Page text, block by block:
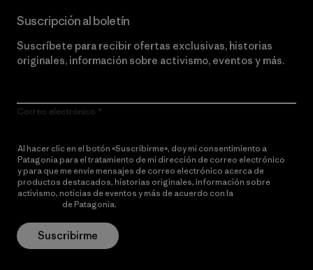
Suscripción al boletín
Suscríbete para recibir ofertas exclusivas, historias
originales, información sobre activismo, eventos y más.
Correo electrónico
Al hacer clic en el botón «Suscribirme», doy mi consentimiento a
Patagonia para el tratamiento de mi dirección de correo electrónico
y para que me envíe mensajes de correo electrónico acerca de
productos destacados, historias originales, información sobre
activismo, noticias de eventos y más de acuerdo con la
de Patagonia.
Suscribirme